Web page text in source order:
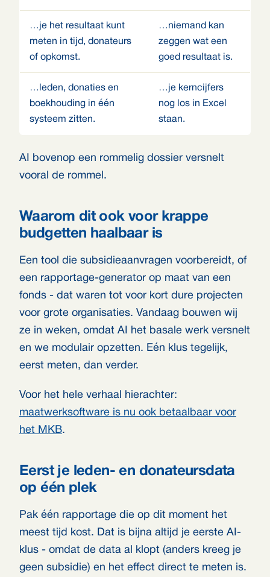
…je het resultaat kunt
meten in tijd, donateurs
of opkomst.
…niemand kan
zeggen wat een
goed resultaat is.
…leden, donaties en
boekhouding in één
systeem zitten.
…je kerncijfers
nog los in Excel
staan.
AI bovenop een rommelig dossier versnelt
vooral de rommel.
Waarom dit ook voor krappe
budgetten haalbaar is
Een tool die subsidieaanvragen voorbereidt, of
een rapportage-generator op maat van een
fonds - dat waren tot voor kort dure projecten
voor grote organisaties. Vandaag bouwen wij
ze in weken, omdat AI het basale werk versnelt
en we modulair opzetten. Eén klus tegelijk,
eerst meten, dan verder.
Voor het hele verhaal hierachter:
maatwerksoftware is nu ook betaalbaar voor
het MKB.
Eerst je leden- en donateursdata
op één plek
Pak één rapportage die op dit moment het
meest tijd kost. Dat is bijna altijd je eerste AI-
klus - omdat de data al klopt (anders kreeg je
geen subsidie) en het effect direct te meten is.